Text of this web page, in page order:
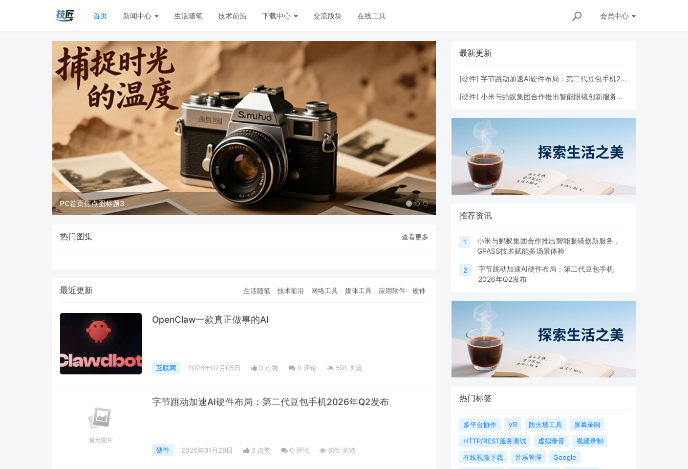
会员中心
首页 新闻中心 生活随笔 技术前沿 下载中心 交流版块 在线工具
PC首页焦点图标题3
热门图集 查看更多
最近更新 生活随笔 技术前沿 网络工具 媒体工具 应用软件 硬件
OpenClaw一款真正做事的AI
互联网 2026年02月05日 0 点赞 0 评论 591 浏览
字节跳动加速AI硬件布局：第二代豆包手机2026年Q2发布
硬件 2026年01月29日 0 点赞 0 评论 675 浏览
最新更新
[硬件] 字节跳动加速AI硬件布局：第二代豆包手机2026年Q2发布
[硬件] 小米与蚂蚁集团合作推出智能眼镜创新服务，GPASS技术赋能多场景体验
推荐资讯
1
小米与蚂蚁集团合作推出智能眼镜创新服务，
GPASS技术赋能多场景体验
2
字节跳动加速AI硬件布局：第二代豆包手机
2026年Q2发布
热门标签
多平台协作 VR 防火墙工具
屏幕录制
HTTP/REST服务测试
虚拟录音
视频录制
在线视频下载
音乐管理
Google